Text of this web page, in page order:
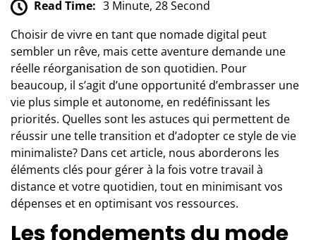
Read Time: 3 Minute, 28 Second
Choisir de vivre en tant que nomade digital peut
sembler un rêve, mais cette aventure demande une
réelle réorganisation de son quotidien. Pour
beaucoup, il s’agit d’une opportunité d’embrasser une
vie plus simple et autonome, en redéfinissant les
priorités. Quelles sont les astuces qui permettent de
réussir une telle transition et d’adopter ce style de vie
minimaliste? Dans cet article, nous aborderons les
éléments clés pour gérer à la fois votre travail à
distance et votre quotidien, tout en minimisant vos
dépenses et en optimisant vos ressources.
Les fondements du mode